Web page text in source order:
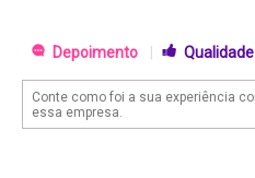
Depoimento Qualidade